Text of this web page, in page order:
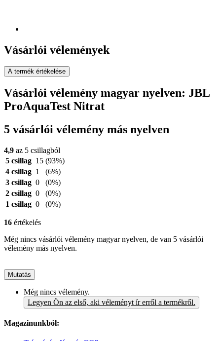
Vásárlói vélemények
A termék értékelése
Vásárlói vélemény magyar nyelven: JBL
ProAquaTest Nitrat
5 vásárlói vélemény más nyelven
4,9 az 5 csillagból
5 csillag 15 (93%)
4 csillag 1
(6%)
3 csillag 0
(0%)
2 csillag 0
(0%)
1 csillag 0 (0%)
16 értékelés
Még nincs vásárlói vélemény magyar nyelven, de van 5 vásárlói
vélemény más nyelven.
Mutatás
Még nincs vélemény.
Legyen Ön az első, aki véleményt ír erről a termékről.
Magazinunkból: